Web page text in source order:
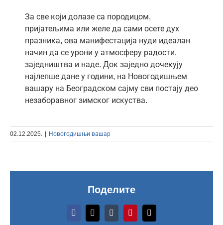
За све који долазе са породицом,
пријатељима или желе да сами осете дух
празника, ова манифестација нуди идеалан
начин да се урони у атмосферу радости,
заједништва и наде. Док заједно дочекују
најлепше дане у години, на Новогодишњем
вашару на Београдском сајму сви постају део
незаборавног зимског искуства.
02.12.2025. Новогодишњи вашар
Поделите
Facebook
X TumblrPinterestEmail